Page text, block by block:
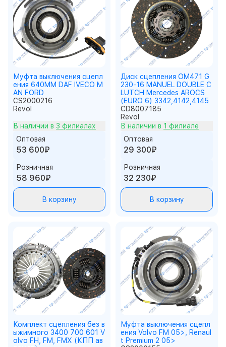
Муфта выключения сцепл
ения 640MM DAF IVECO M
AN FORD
CS2000216
Revol
В наличии в 3 филиалах
Оптовая
53 600₽
Розничная
58 960₽
В корзину
Диск сцепления OM471 G
230-16 MANUEL DOUBLE C
LUTCH Mercedes AROCS
(EURO 6) 3342,4142,4145
CD8007185
Revol
В наличии в 1 филиале
Оптовая
29 300₽
Розничная
32 230₽
В корзину
Комплект сцепления без в
ыжимного 3400 700 601 V
olvo FH, FM, FMX (КПП ав
Муфта выключения сцепл
ения Volvo FM 05>, Renaul
t Premium 2 05>